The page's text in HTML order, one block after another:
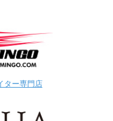
ター専門店